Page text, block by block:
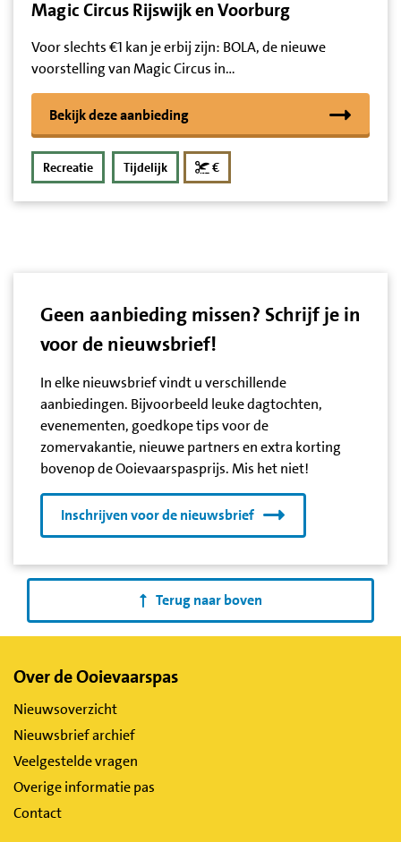
Magic Circus Rijswijk en Voorburg
Voor slechts €1 kan je erbij zijn: BOLA, de nieuwe
voorstelling van Magic Circus in…
Bekijk deze aanbieding
Recreatie Tijdelijk €korting
Geen aanbieding missen? Schrijf je in
voor de nieuwsbrief!
In elke nieuwsbrief vindt u verschillende
aanbiedingen. Bijvoorbeeld leuke dagtochten,
evenementen, goedkope tips voor de
zomervakantie, nieuwe partners en extra korting
bovenop de Ooievaarspasprijs. Mis het niet!
Inschrijven voor de nieuwsbrief
Terug naar boven
Belangrijke
links
Over de Ooievaarspas
Nieuwsoverzicht
Nieuwsbrief archief
Veelgestelde vragen
Overige informatie pas
Contact